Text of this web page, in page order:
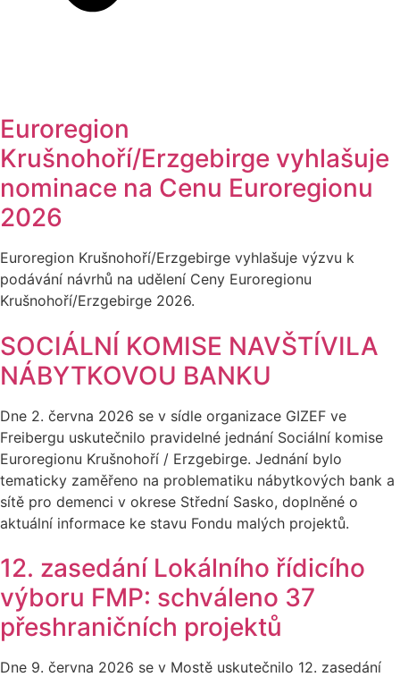
Euroregion
Krušnohoří/Erzgebirge vyhlašuje
nominace na Cenu Euroregionu
2026
Euroregion Krušnohoří/Erzgebirge vyhlašuje výzvu k
podávání návrhů na udělení Ceny Euroregionu
Krušnohoří/Erzgebirge 2026.
SOCIÁLNÍ KOMISE NAVŠTÍVILA
NÁBYTKOVOU BANKU
Dne 2. června 2026 se v sídle organizace GIZEF ve
Freibergu uskutečnilo pravidelné jednání Sociální komise
Euroregionu Krušnohoří / Erzgebirge. Jednání bylo
tematicky zaměřeno na problematiku nábytkových bank a
sítě pro demenci v okrese Střední Sasko, doplněné o
aktuální informace ke stavu Fondu malých projektů.
12. zasedání Lokálního řídicího
výboru FMP: schváleno 37
přeshraničních projektů
Dne 9. června 2026 se v Mostě uskutečnilo 12. zasedání